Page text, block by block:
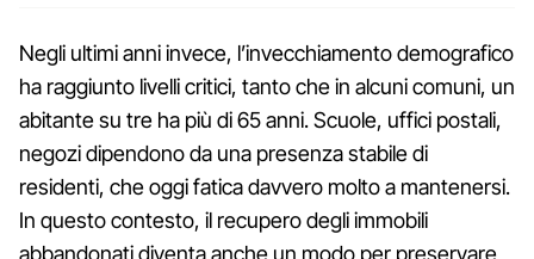
Negli ultimi anni invece, l’invecchiamento demografico
ha raggiunto livelli critici, tanto che in alcuni comuni, un
abitante su tre ha più di 65 anni. Scuole, uffici postali,
negozi dipendono da una presenza stabile di
residenti, che oggi fatica davvero molto a mantenersi.
In questo contesto, il recupero degli immobili
abbandonati diventa anche un modo per preservare